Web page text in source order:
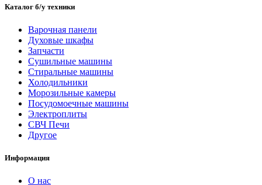
Каталог б/у техники
Варочная панели
Духовые шкафы
Запчасти
Сушильные машины
Стиральные машины
Холодильники
Морозильные камеры
Посудомоечные машины
Электроплиты
СВЧ Печи
Другое
Информация
О нас